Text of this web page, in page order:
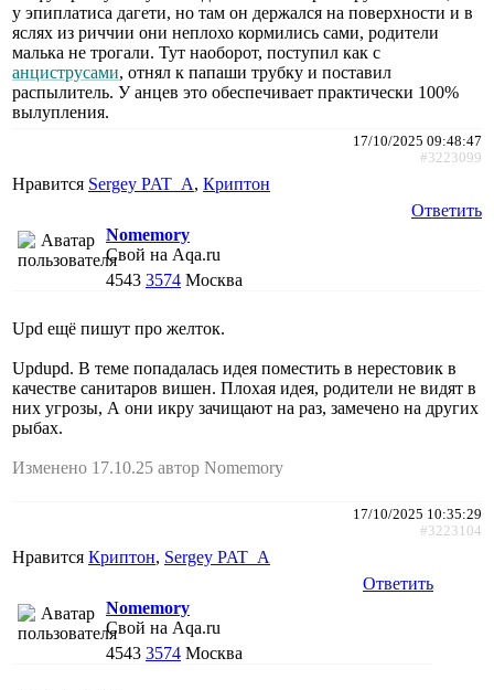
у эпиплатиса дагети, но там он держался на поверхности и в
яслях из риччии они неплохо кормились сами, родители
малька не трогали. Тут наоборот, поступил как с
анциструсами, отнял к папаши трубку и поставил
распылитель. У анцев это обеспечивает практически 100%
вылупления.
17/10/2025 09:48:47
#3223099
Нравится Sergey PAT_A, Криптон
Ответить
Nomemory
Свой на Aqa.ru
4543 3574 Москва
Upd ещё пишут про желток.
Updupd. В теме попадалась идея поместить в нерестовик в
качестве санитаров вишен. Плохая идея, родители не видят в
них угрозы, А они икру зачищают на раз, замечено на других
рыбах.
Изменено 17.10.25 автор Nomemory
17/10/2025 10:35:29
#3223104
Нравится Криптон, Sergey PAT_A
Ответить
Nomemory
Свой на Aqa.ru
4543 3574 Москва